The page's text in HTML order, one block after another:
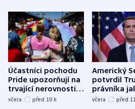
Účastníci pochodu
Pride upozorňují na
trvající nerovnosti i
společenskou
včera před 10 h
Americký
potvrdil
právníka
ministra
včera před 11